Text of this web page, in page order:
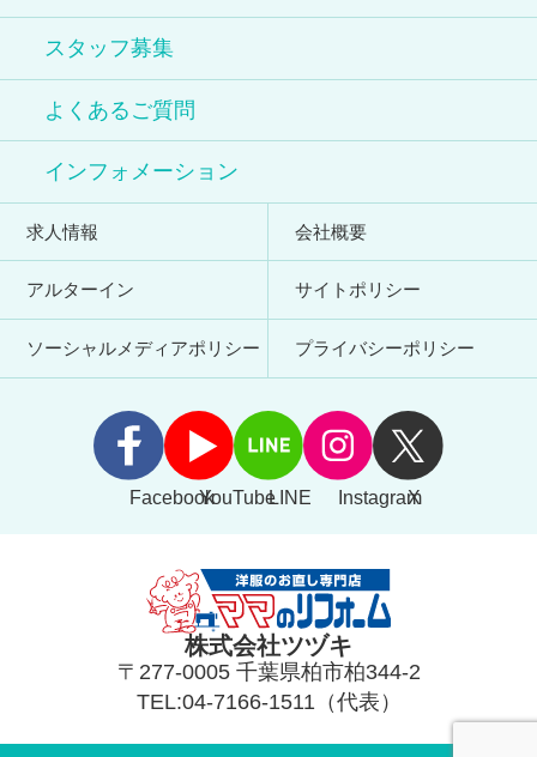
スタッフ募集
よくあるご質問
インフォメーション
求人情報 会社概要
アルターイン サイトポリシー
ソーシャルメディアポリシー プライバシーポリシー
FacebookYouTubeLINE Instagram
X
株式会社ツヅキ
〒277-0005 千葉県柏市柏344-2
TEL:04-7166-1511（代表）